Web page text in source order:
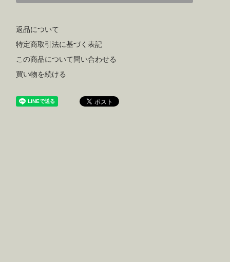
返品について
特定商取引法に基づく表記
この商品について問い合わせる
買い物を続ける